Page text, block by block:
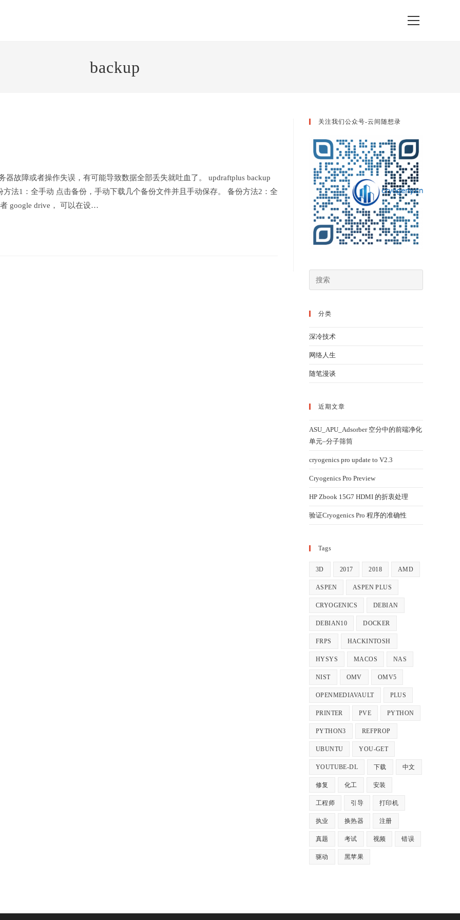
View
backup
故障或者操作失误，有可能导致数据全部丢失就吐血了。 updraftplus backup
法1：全手动 点击备份，手动下载几个备份文件并且手动保存。 备份方法2：全
google drive， 可以在设…
关注我们公众号-云间随想录
分类
深冷技术
网络人生
随笔漫谈
近期文章
ASU_APU_Adsorber 空分中的前端净化
单元–分子筛筒
cryogenics pro update to V2.3
Cryogenics Pro Preview
HP Zbook 15G7 HDMI 的折衷处理
验证Cryogenics Pro 程序的准确性
Tags
3D 2017 2018 AMD
ASPEN ASPEN PLUS
CRYOGENICS DEBIAN
DEBIAN10 DOCKER
FRPS HACKINTOSH
HYSYS MACOS NAS
NIST OMV OMV5
OPENMEDIAVAULT PLUS
PRINTER PVE PYTHON
PYTHON3 REFPROP
UBUNTU YOU-GET
YOUTUBE-DL 下载 中文
修复 化工 安装
工程师 引导 打印机
执业 换热器 注册
真题 考试 视频 错误
驱动 黑苹果